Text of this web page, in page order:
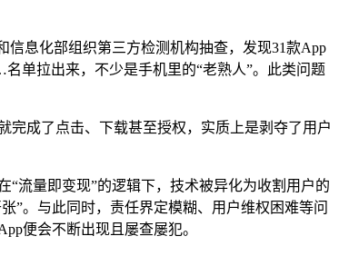
息化部组织第三方检测机构抽查，发现31款App
单拉出来，不少是手机里的“老熟人”。此类问题
成了点击、下载甚至授权，实质上是剥夺了用户
流量即变现”的逻辑下，技术被异化为收割用户的
”。与此同时，责任界定模糊、用户维权困难等问
便会不断出现且屡查屡犯。